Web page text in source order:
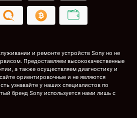
и ремонте устройств Sony но не
Предоставляем высококачественные
а также осуществляем диагностику и
ориентировочные и не являются
узнавайте у наших специалистов по
бренд Sony используется нами лишь с